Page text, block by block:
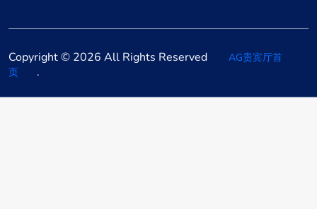
Copyright © 2026 All Rights Reserved
AG贵宾厅首
页
.